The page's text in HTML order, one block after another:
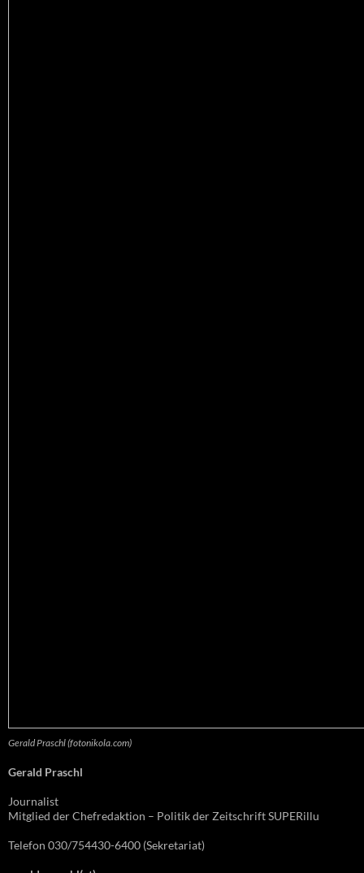
Gerald Praschl (fotonikola.com)
Gerald Praschl
Journalist
Mitglied der Chefredaktion – Politik der Zeitschrift SUPERillu
Telefon 030/754430-6400 (Sekretariat)